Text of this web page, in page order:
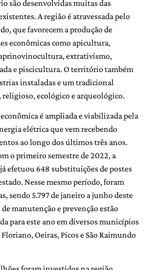
são desenvolvidas muitas das
A região é atravessada pelo
que favorecem a produção de
econômicas como apicultura,
extrativismo,
e piscicultura. O território também
instaladas e um tradicional
ecológico e arqueológico.
é ampliada e viabilizada pela
elétrica que vem recebendo
ao longo dos últimos três anos.
o primeiro semestre de 2022, a
efetuou 648 substituições de postes
Nesse mesmo período, foram
sendo 5.797 de janeiro a junho deste
de manutenção e prevenção estão
para este ano em diversos municípios
Floriano, Oeiras, Picos e São Raimundo